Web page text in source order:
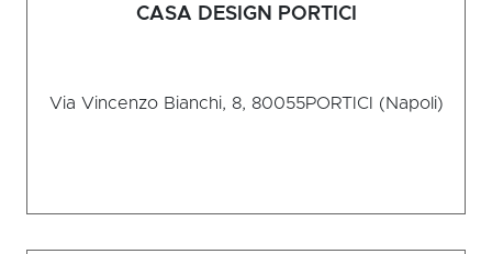
CASA DESIGN PORTICI
Via Vincenzo Bianchi, 8, 80055PORTICI (Napoli)